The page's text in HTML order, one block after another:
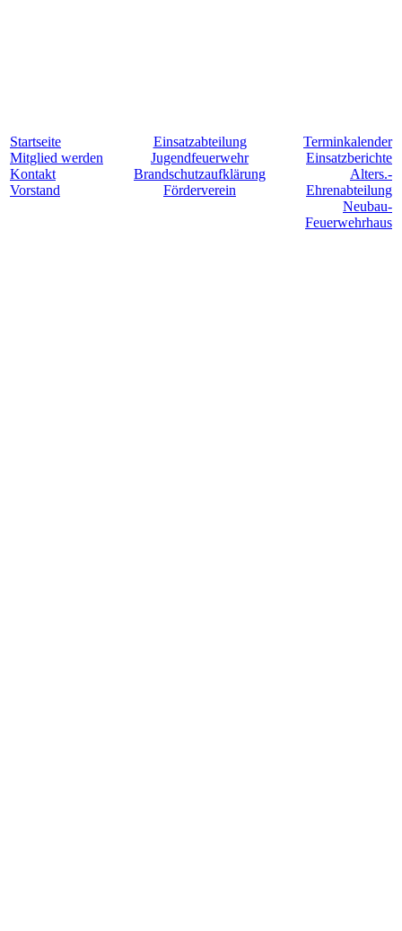
Startseite
Mitglied werden
Kontakt
Vorstand
Einsatzabteilung
Jugendfeuerwehr
Brandschutzaufklärung
Förderverein
Terminkalender
Einsatzberichte
Alters.-
Ehrenabteilung
Neubau-
Feuerwehrhaus